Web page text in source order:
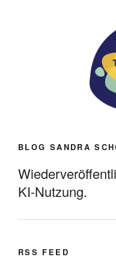
BLOG SANDRA
KI-Nutzung.
RSS FEED